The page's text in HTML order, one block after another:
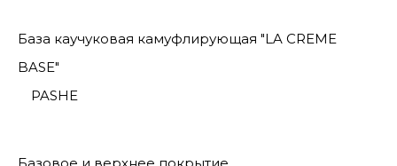
База каучуковая камуфлирующая "LA CREME
BASE"
PASHE